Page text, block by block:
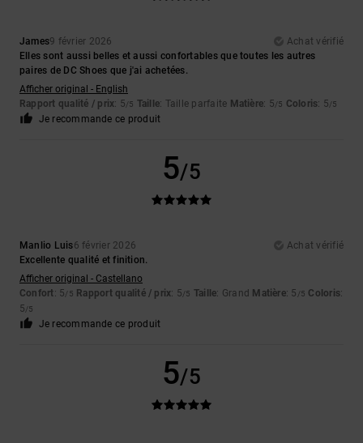
James9 février 2026
Achat vérifié
Elles sont aussi belles et aussi confortables que toutes les autres
paires de DC Shoes que j'ai achetées.
Afficher original - English
Rapport qualité / prix: 5/5 Taille: Taille parfaite Matière: 5/5 Coloris: 5/5
Je recommande ce produit
5/5
Manlio Luis6 février 2026
Achat vérifié
Excellente qualité et finition.
Afficher original - Castellano
Confort: 5/5 Rapport qualité / prix: 5/5 Taille: Grand Matière: 5 /5 Coloris:
5/5
Je recommande ce produit
5/5